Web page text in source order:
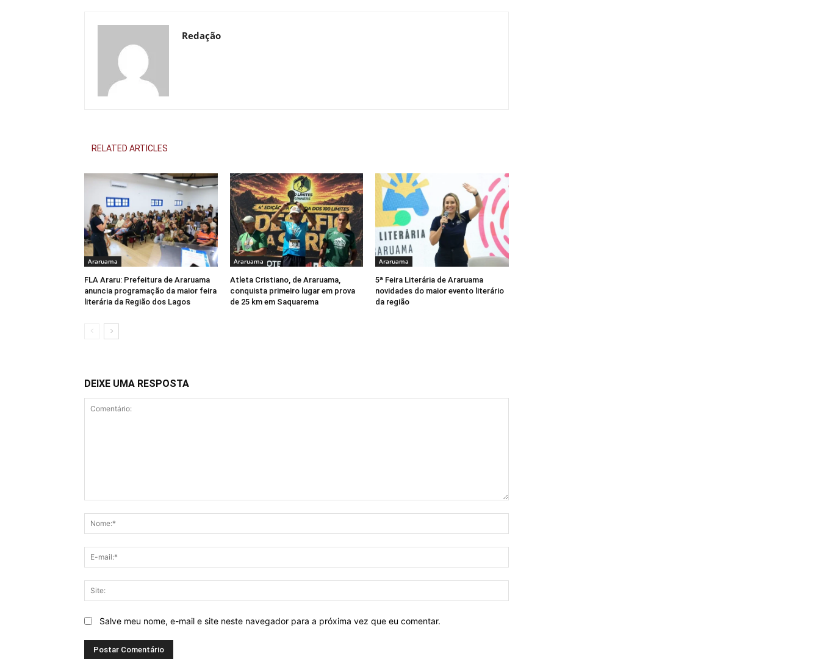
Redação
RELATED ARTICLES
Araruama
FLA Araru: Prefeitura de Araruama
anuncia programação da maior feira
literária da Região dos Lagos
Araruama
Atleta Cristiano, de Araruama,
conquista primeiro lugar em prova
de 25 km em Saquarema
Araruama
5ª Feira Literária de Araruama
novidades do maior evento literário
da região
DEIXE UMA RESPOSTA
mail:*
Salve meu nome, e-mail e site neste navegador para a próxima vez que eu comentar.